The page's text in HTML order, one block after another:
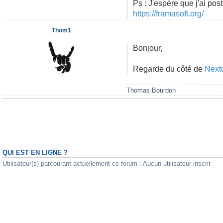
Ps : J'espère que j'ai
https://framasoft.org/
Bonjour,
Regarde du côté de
Thomas Bourdon
Thom1
QUI EST EN LIGNE ?
Utilisateur(s) parcourant actuellement ce forum : Aucun utilisateur inscrit